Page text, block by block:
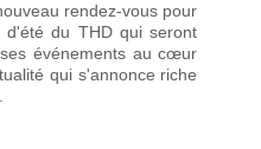
rendez-vous pour
d'été du THD qui seront
événements au cœur
qui s'annonce riche